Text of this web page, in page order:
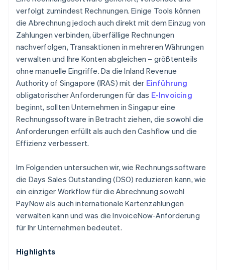
verfolgt zumindest Rechnungen. Einige Tools können
die Abrechnung jedoch auch direkt mit dem Einzug von
Zahlungen verbinden, überfällige Rechnungen
nachverfolgen, Transaktionen in mehreren Währungen
verwalten und Ihre Konten abgleichen – größtenteils
ohne manuelle Eingriffe. Da die Inland Revenue
Authority of Singapore (IRAS) mit der Einführung
obligatorischer Anforderungen für das E-Invoicing
beginnt, sollten Unternehmen in Singapur eine
Rechnungssoftware in Betracht ziehen, die sowohl die
Anforderungen erfüllt als auch den Cashflow und die
Effizienz verbessert.
Im Folgenden untersuchen wir, wie Rechnungssoftware
die Days Sales Outstanding (DSO) reduzieren kann, wie
ein einziger Workflow für die Abrechnung sowohl
PayNow als auch internationale Kartenzahlungen
verwalten kann und was die InvoiceNow-Anforderung
für Ihr Unternehmen bedeutet.
Highlights